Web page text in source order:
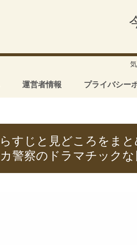
運営者情報 プライバシー
すじと見どころをま
警察のドラマチックな